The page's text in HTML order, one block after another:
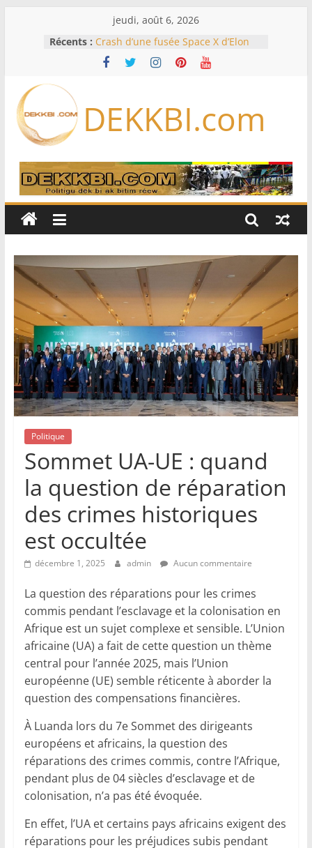
jeudi, août 6, 2026
Récents : Crash d’une fusée Space X d’Elon
Musk sur la Lune: entre pollution
spatiale et ouverture sur la
Diallo devrait assurer l’intérim des
Lions en septembre
sélectionneurs sur 10 déjà partis
Sécheresse: Faut-il stocker l’eau?
À Ceuta, le bilan des morts monte à
75 côté espagnol, 11 côté marocain
DEKKBI.com
Politique
Sommet UA-UE : quand
la question de réparation
des crimes historiques
est occultée
décembre 1, 2025 admin Aucun commentaire
La question des réparations pour les crimes
commis pendant l’esclavage et la colonisation en
Afrique est un sujet complexe et sensible. L’Union
africaine (UA) a fait de cette question un thème
central pour l’année 2025, mais l’Union
européenne (UE) semble réticente à aborder la
question des compensations financières.
À Luanda lors du 7e Sommet des dirigeants
européens et africains, la question des
réparations des crimes commis, contre l’Afrique,
pendant plus de 04 siècles d’esclavage et de
colonisation, n’a pas été évoquée.
En effet, l’UA et certains pays africains exigent des
réparations pour les préjudices subis pendant